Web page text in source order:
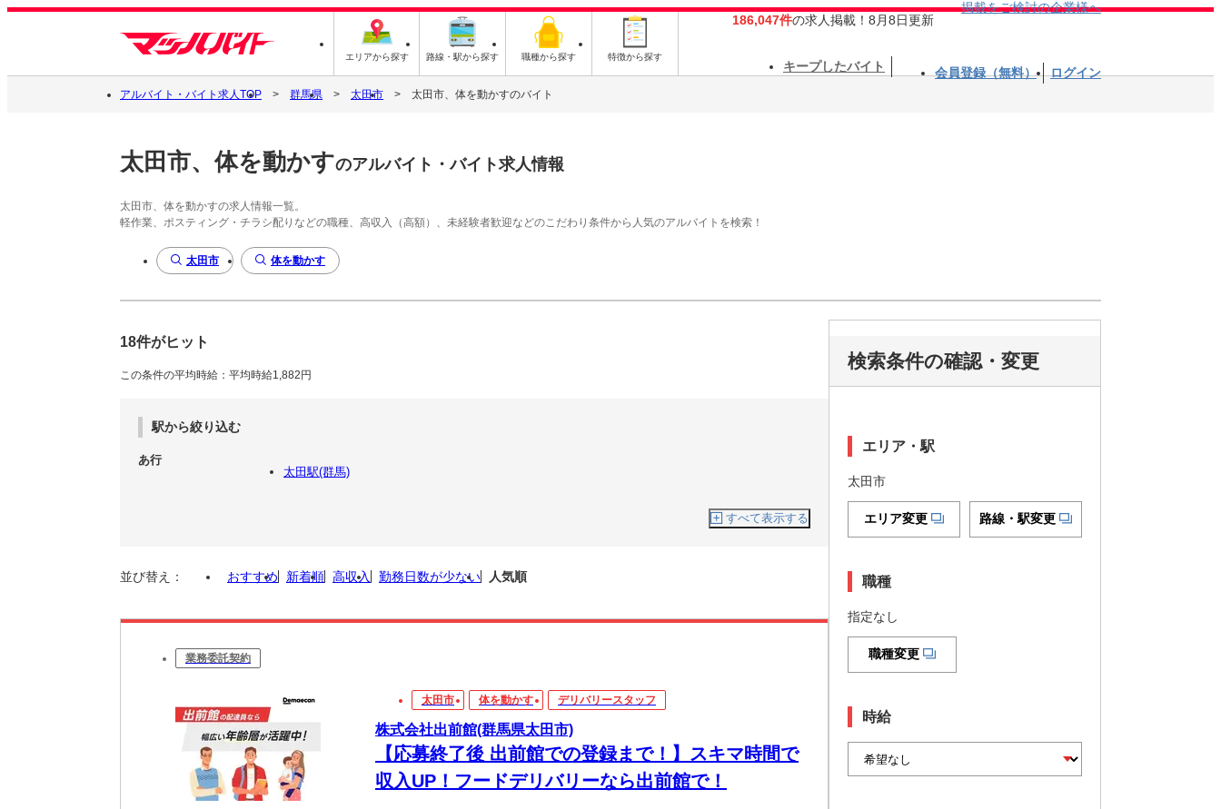
エリアから探す 路線・駅から探す 職種から探す 特徴から探す
186,047件の求人掲載！8月8日更新
掲載をご検討の企業様へ
キープしたバイト 会員登録（無料） ログイン
アルバイト・バイト求人TOP 群馬県 太田市 太田市、体を動かすのバイト
太田市、体を動かすのアルバイト・バイト求人情報
太田市、体を動かすの求人情報一覧。
軽作業、ポスティング・チラシ配りなどの職種、高収入（高額）、未経験者歓迎などのこだわり条件から人気のアルバイトを検索！
太田市 体を動かす
18件がヒット
この条件の平均時給：平均時給1,882円
駅から絞り込む
あ行
太田駅(群馬)
すべて表示する
並び替え： おすすめ 新着順 高収入 勤務日数が少ない 人気順
業務委託契約
太田市 体を動かす デリバリースタッフ
株式会社出前館(群馬県太田市)
【応募終了後 出前館での登録まで！】スキマ時間で
収入UP！フードデリバリーなら出前館で！
検索条件の確認・変更
エリア・駅
太田市
エリア変更 路線・駅変更
職種
指定なし
職種変更
時給